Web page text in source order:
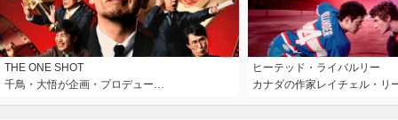
THE ONE SHOT
千鳥・大悟が企画・プロデュー…
ヒーテッド・ライバルリー
カナダの作家レイチェル・リ